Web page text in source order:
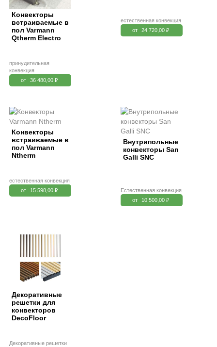
Конвекторы
встраиваемые в
пол Varmann
Qtherm Electro
принудительная
конвекция
от
36 480,00 ₽
естественная конвекция
от
24 720,00 ₽
Конвекторы
встраиваемые в
пол Varmann
Ntherm
естественная конвекция
от
15 598,00 ₽
Внутрипольные
конвекторы San
Galli SNC
Естественная конвекция
от
10 500,00 ₽
Декоративные
решетки для
конвекторов
DecoFloor
Декоративные решетки